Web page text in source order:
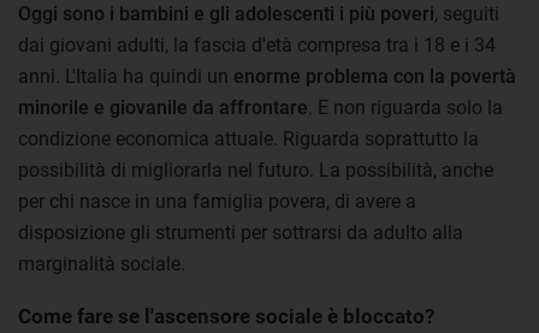
Oggi sono i bambini e gli adolescenti i più poveri, seguiti
dai giovani adulti, la fascia d'età compresa tra i 18 e i 34
anni. L'Italia ha quindi un enorme problema con la povertà
minorile e giovanile da affrontare . E non riguarda solo la
condizione economica attuale. Riguarda soprattutto la
possibilità di migliorarla nel futuro. La possibilità, anche
per chi nasce in una famiglia povera, di avere a
disposizione gli strumenti per sottrarsi da adulto alla
marginalità sociale.
Come fare se l'ascensore sociale è bloccato?